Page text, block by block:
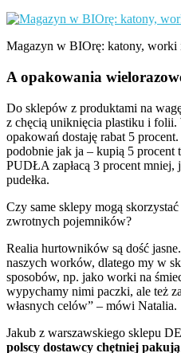
Magazyn w BIOrę: katony, worki
A opakowania
Do sklepów z produktami na
z chęcią uniknięcia plastiku i folii.
opakowań dostaję rabat 5
podobnie jak ja – kupią 5 procent
PUDŁA zapłacą 3 procent mniej,
pudełka.
Czy same sklepy mogą
zwrotnych pojemników?
Realia hurtowników są dość
naszych worków, dlatego my w
sposobów, np. jako worki na
wypychamy nimi paczki, ale też
własnych celów” – mówi Natalia.
Jakub z warszawskiego sklepu
polscy dostawcy chętniej